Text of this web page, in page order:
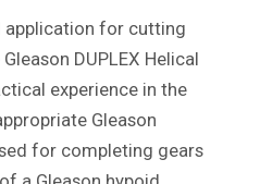
application for cutting
DUPLEX Helical
experience in the
Gleason
for completing gears